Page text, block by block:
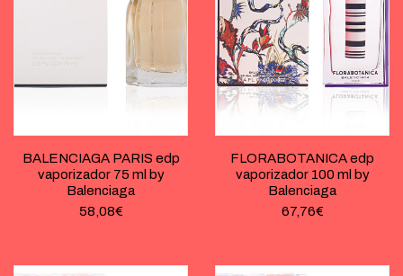
BALENCIAGA PARIS edp
vaporizador 75 ml by
Balenciaga
58,08€
FLORABOTANICA edp
vaporizador 100 ml by
Balenciaga
67,76€